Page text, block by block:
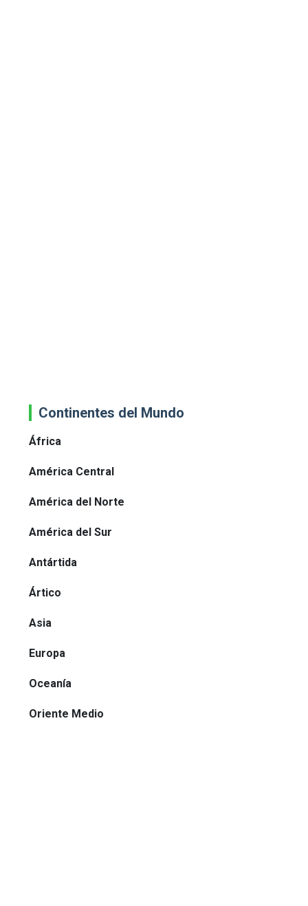
Continentes del Mundo
África
América Central
América del Norte
América del Sur
Antártida
Ártico
Asia
Europa
Oceanía
Oriente Medio